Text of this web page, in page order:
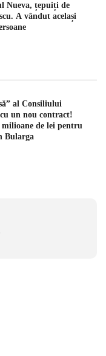
Nueva, țepuiți de
A vândut același
al Consiliului
un nou contract!
milioane de lei pentru
Bularga